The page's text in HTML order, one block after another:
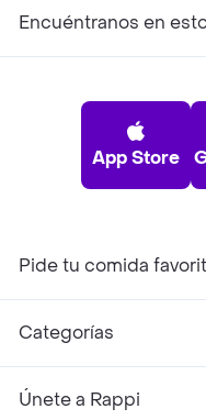
Encuéntranos en
App Store
Pide tu comida
Categorías
Únete a Rappi